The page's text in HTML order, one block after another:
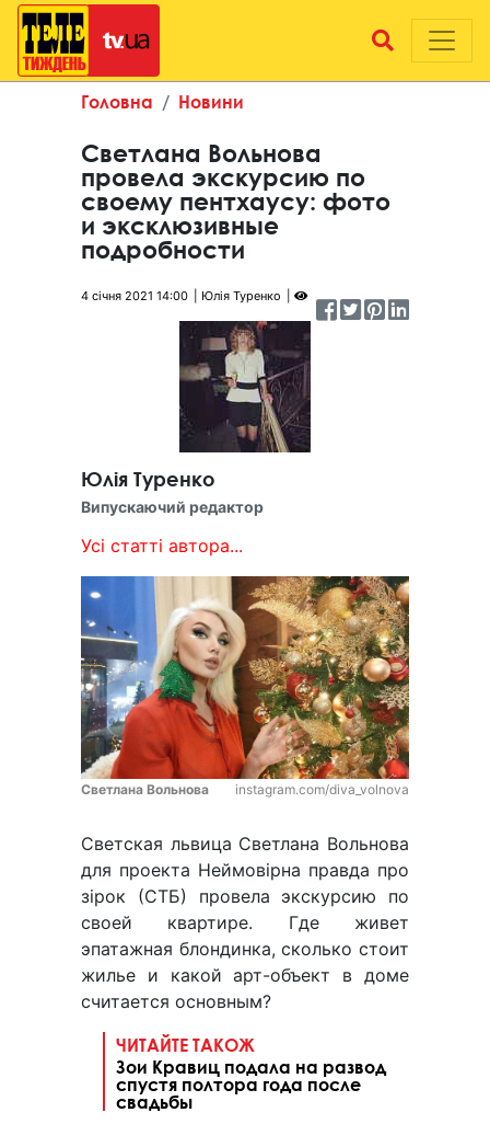
Головна Новини
Светлана Вольнова
провела экскурсию по
своему пентхаусу: фото
и эксклюзивные
подробности
4 січня 2021 14:00 Юлія Туренко
Юлія Туренко
Випускаючий редактор
Усі статті автора...
Светлана Вольнова instagram.com/diva_volnova
Светская львица Светлана Вольнова
для проекта Неймовірна правда про
зірок (СТБ) провела экскурсию по
своей квартире. Где живет
эпатажная блондинка, сколько стоит
жилье и какой арт-объект в доме
считается основным?
ЧИТАЙТЕ ТАКОЖ
Зои Кравиц подала на развод
спустя полтора года после
свадьбы